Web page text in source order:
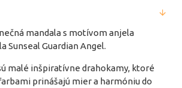
mandala s motívom anjela
Sunseal Guardian Angel.
malé inšpiratívne drahokamy, ktoré
prinášajú mier a harmóniu do